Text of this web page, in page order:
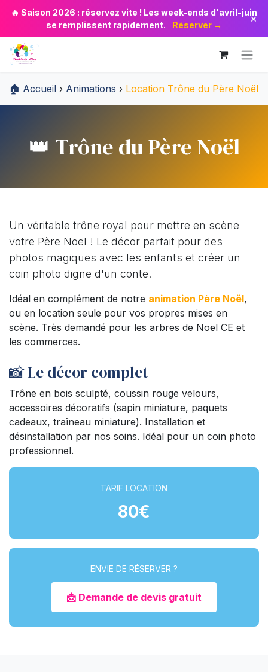
Se rendre au contenu
🔥 Saison 2026 : réservez vite ! Les week-ends d'avril-juin
se remplissent rapidement.
Réserver →
×
🏠 Accueil › Animations › Location Trône du Père Noël
👑 Trône du Père Noël
Un véritable trône royal pour mettre en scène
votre Père Noël ! Le décor parfait pour des
photos magiques avec les enfants et créer un
coin photo digne d'un conte.
Idéal en complément de notre animation Père Noël,
ou en location seule pour vos propres mises en
scène. Très demandé pour les arbres de Noël CE et
les commerces.
📸 Le décor complet
Trône en bois sculpté, coussin rouge velours,
accessoires décoratifs (sapin miniature, paquets
cadeaux, traîneau miniature). Installation et
désinstallation par nos soins. Idéal pour un coin photo
professionnel.
TARIF LOCATION
80€
ENVIE DE RÉSERVER ?
📩 Demande de devis gratuit